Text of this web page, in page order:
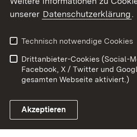
Link zum Landesportal
Kontakt
Barrierefreiheit
Impressum
unserer Datenschutzerklärung.
Technisch notwendige Cookies
Drittanbieter-Cookies (Social-
Facebook, X / Twitter und
gesamten Webseite aktiviert.)
Akzeptieren